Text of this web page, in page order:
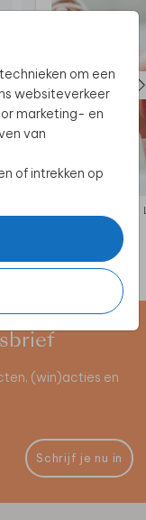
om een
websiteverkeer
marketing- en
van
of intrekken op
(win)acties en
Schrijf je nu in